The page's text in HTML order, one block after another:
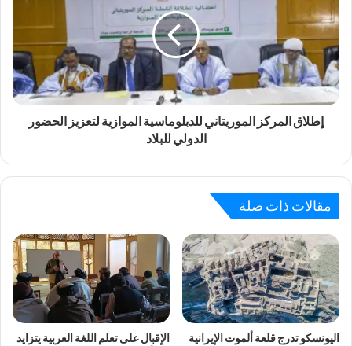
إطلاق المركز الموريتاني للدبلوماسية الموازية لتعزيز الحضور
الدولي للبلاد
مقالات ذات صلة
اليونسكو تدرج قلعة ألموت الإيرانية
الإقبال على تعلم اللغة العربية يتزايد